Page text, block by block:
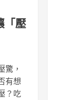
「壓
驚，
有想
？吃